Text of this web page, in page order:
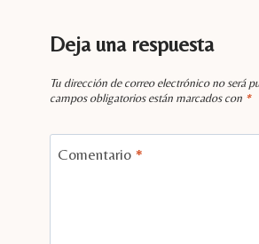
Deja una respuesta
Tu dirección de correo electrónico no será
campos obligatorios están marcados con *
Comentario *